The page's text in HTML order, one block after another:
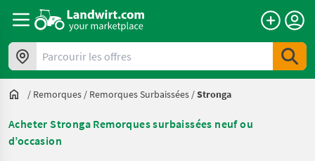
Parcourir les offres
/ Remorques / Remorques Surbaissées /Stronga
Acheter Stronga Remorques surbaissées neuf ou
d’occasion